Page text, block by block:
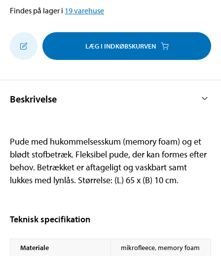
Findes på lager i 19varehuse
LÆG I INDKØBSKURVEN
Beskrivelse
Pude med hukommelsesskum (memory foam) og et
blødt stofbetræk. Fleksibel pude, der kan formes efter
behov. Betrækket er aftageligt og vaskbart samt
lukkes med lynlås. Størrelse: (L) 65 x (B) 10 cm.
Teknisk specifikation
Materiale
mikrofleece, memory foam